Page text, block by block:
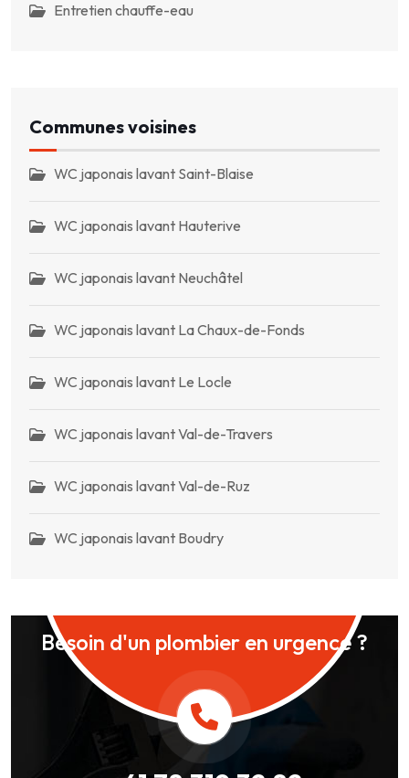
Entretien chauffe-eau
Communes voisines
WC japonais lavant Saint-Blaise
WC japonais lavant Hauterive
WC japonais lavant Neuchâtel
WC japonais lavant La Chaux-de-Fonds
WC japonais lavant Le Locle
WC japonais lavant Val-de-Travers
WC japonais lavant Val-de-Ruz
WC japonais lavant Boudry
Besoin d'un plombier en urgence ?